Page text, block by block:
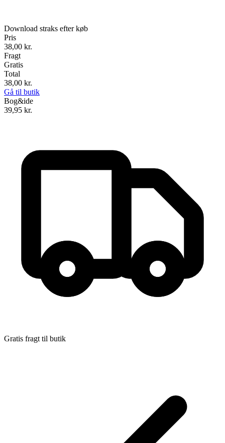
Download straks efter køb
Pris
38,00 kr.
Fragt
Gratis
Total
38,00 kr.
Gå til butik
Bog&ide
39,95 kr.
Gratis fragt til butik